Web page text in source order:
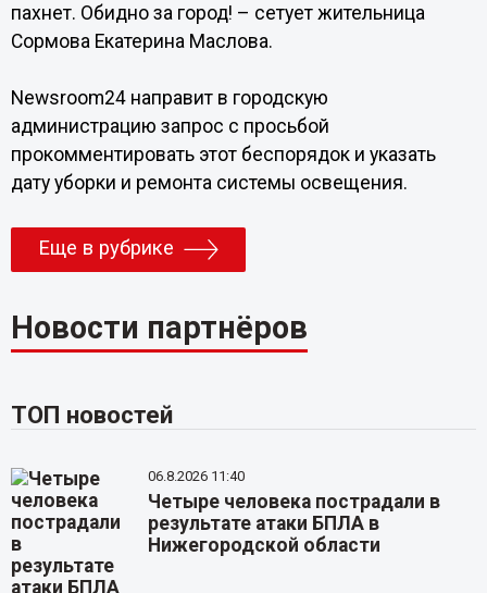
пахнет. Обидно за город! – сетует жительница
Сормова Екатерина Маслова.
Newsroom24 направит в городскую
администрацию запрос с просьбой
прокомментировать этот беспорядок и указать
дату уборки и ремонта системы освещения.
Еще в рубрике
Новости партнёров
ТОП новостей
06.8.2026 11:40
Четыре человека пострадали в
результате атаки БПЛА в
Нижегородской области